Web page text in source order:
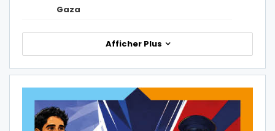
Gaza
Afficher Plus